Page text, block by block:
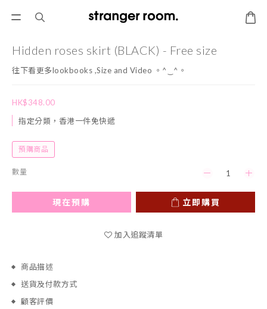
Hidden roses skirt (BLACK) - Free size
往下看更多lookbooks ,Size and Video 。^‿^。
HK$348.00
指定分類，香港一件免快遞
預購商品
數量
現在預購 立即購買
加入追蹤清單
商品描述
送貨及付款方式
顧客評價